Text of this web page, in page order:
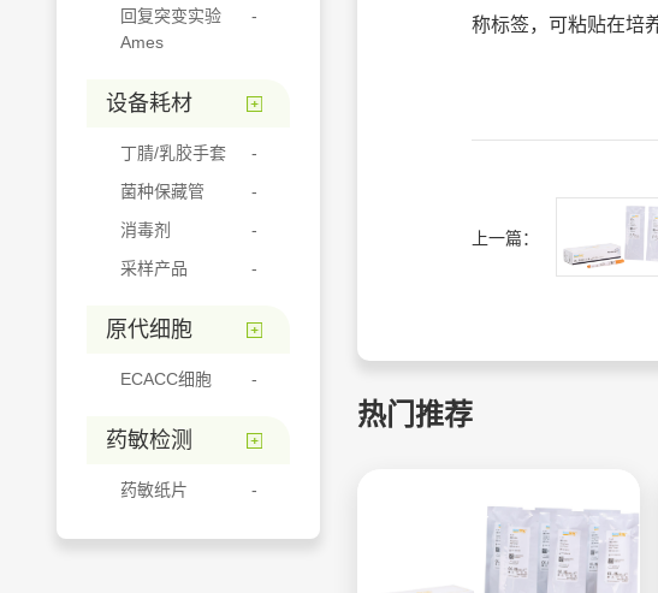
回复突变实验
Ames
设备耗材
丁腈/乳胶手套
菌种保藏管
消毒剂
采样产品
原代细胞
ECACC细胞
药敏检测
药敏纸片
称标签，可粘贴在培
上一篇：
热门推荐